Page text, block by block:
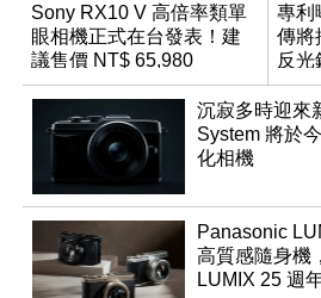
Sony RX10 V 高倍率類單
眼相機正式在台發表！建
議售價 NT$ 65,980
專利
傳將
反光
沉寂多時迎來
System 將於
化相機
Panasonic
高質感隨身機
LUMIX 25 週